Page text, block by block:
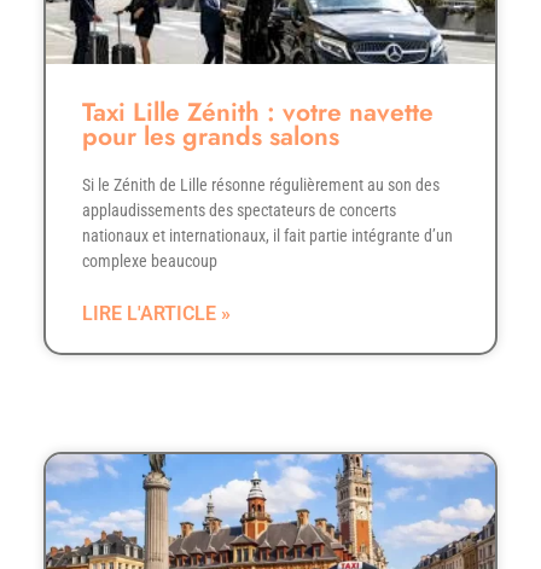
Taxi Lille Zénith : votre navette
pour les grands salons
Si le Zénith de Lille résonne régulièrement au son des
applaudissements des spectateurs de concerts
nationaux et internationaux, il fait partie intégrante d’un
complexe beaucoup
LIRE L'ARTICLE »